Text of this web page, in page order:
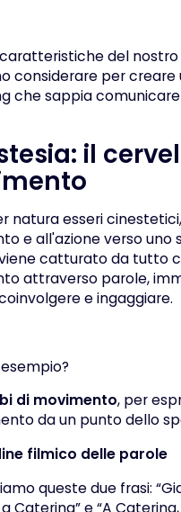
del
considerare per creare
che sappia
il
natura esseri
e all'azione verso uno
catturato da tutto
attraverso parole,
e ingaggiare.
di movimento, per
da un punto dello
filmico delle parole
queste due frasi:
Caterina” e “A